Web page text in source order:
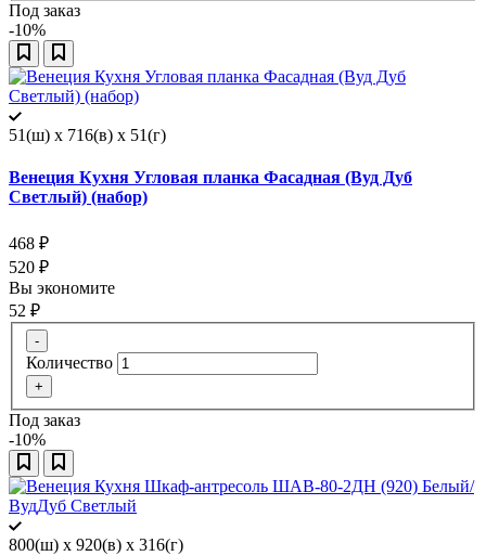
Под заказ
-10%
51(ш) x 716(в) x 51(г)
Венеция Кухня Угловая планка Фасадная (Вуд Дуб
Светлый) (набор)
468 ₽
520 ₽
Вы экономите
52 ₽
-
Количество
+
Под заказ
-10%
800(ш) x 920(в) x 316(г)